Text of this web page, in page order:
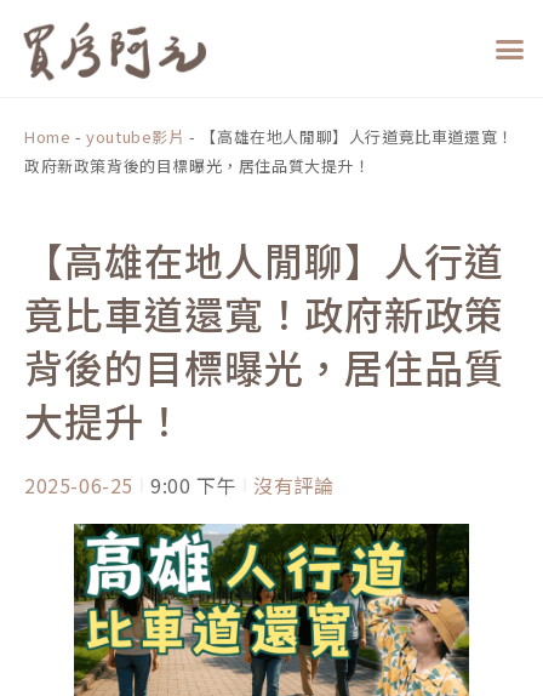
Home -youtube影片 -
【高雄在地人閒聊】人行道竟比車道還寬！
政府新政策背後的目標曝光，居住品質大提升！
【高雄在地人閒聊】人行道
竟比車道還寬！政府新政策
背後的目標曝光，居住品質
大提升！
2025-06-25 9:00 下午 沒有評論